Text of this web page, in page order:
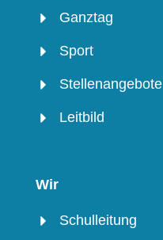
Ganztag
Sport
Stellenangebote
Leitbild
Wir
Schulleitung